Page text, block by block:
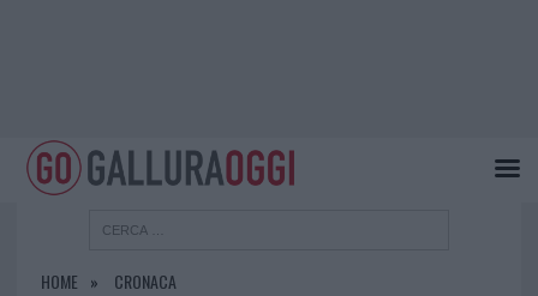
HOME CRONACA